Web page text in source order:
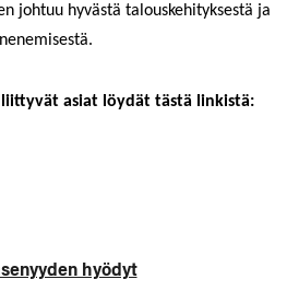
johtuu hyvästä talouskehityksestä ja
liittyvät asiat löydät tästä linkistä:
hyödyt